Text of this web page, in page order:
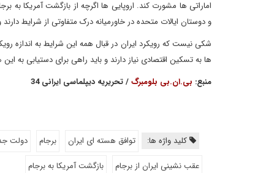
اماراتی ها مشورت کند. اروپایی ها اگرچه از بازگشت آمریکا به
و دوستان ایالات متحده در خاورمیانه درک متفاوتی از شرایط
شکی نیست که رویکرد ایران در قبال همه این شرایط به اندازه
ها به تسکین اقتصادی نیاز دارند و باید راهی برای دستیابی به
منبع: بی.ان.بی بلومبرگ/ تحریریه دیپلماسی ایرانی 34
کلید واژه ها: توافق هسته ای ایران برجام دولت
عقب نشینی ایران از برجام
بازگشت آمریکا به برجام